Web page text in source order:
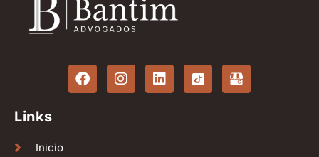
Links
Inicio